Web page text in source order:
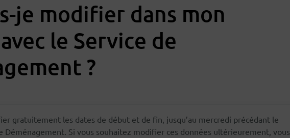
je modifier dans mon
le Service de
?
gratuitement les dates de début et de fin, jusqu’au mercredi précédant le
Déménagement. Si vous souhaitez modifier ces données ultérieurement, vous